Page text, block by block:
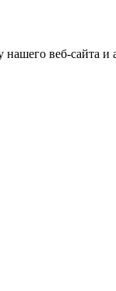
веб-сайта и